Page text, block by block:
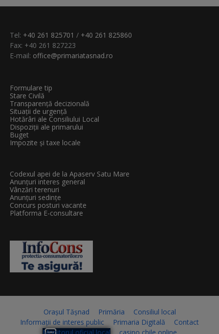
Tel: +40 261 825701 / +40 261 825860
Fax: +40 261 827223
E-mail: office@primariatasnad.ro
Formulare tip
Stare Civilă
Transparenţă decizională
Situații de urgență
Hotărâri ale Consiliului Local
Dispoziții ale primarului
Buget
Impozite și taxe locale
Codexul apei de la Apaserv Satu Mare
Anunțuri interes general
Vânzări terenuri
Anunțuri sedințe
Concurs posturi vacante
Platforma E-consultare
Orașul Tășnad Primăria
Consiliul local
Informații de interes public
Primaria Digitală
Contact